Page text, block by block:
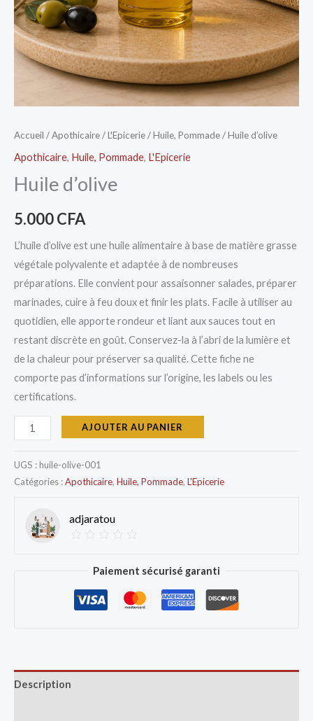
Accueil /Apothicaire/L'Epicerie/Huile, Pommade/ Huile d’olive
Apothicaire, Huile, Pommade, L'Epicerie
Huile d’olive
5.000CFA
L’huile d’olive est une huile alimentaire à base de matière grasse
végétale polyvalente et adaptée à de nombreuses
préparations. Elle convient pour assaisonner salades, préparer
marinades, cuire à feu doux et finir les plats. Facile à utiliser au
quotidien, elle apporte rondeur et liant aux sauces tout en
restant discrète en goût. Conservez-la à l’abri de la lumière et
de la chaleur pour préserver sa qualité. Cette fiche ne
comporte pas d’informations sur l’origine, les labels ou les
certifications.
AJOUTER AU PANIER
UGS : huile-olive-001
Catégories :Apothicaire, Huile, Pommade, L'Epicerie
adjaratou
Paiement sécurisé garanti
Description